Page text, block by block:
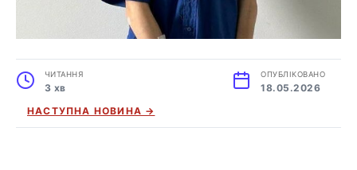
ЧИТАННЯ
3 хв
ОПУБЛІКОВАНО
18.05.2026
НАСТУПНА НОВИНА →